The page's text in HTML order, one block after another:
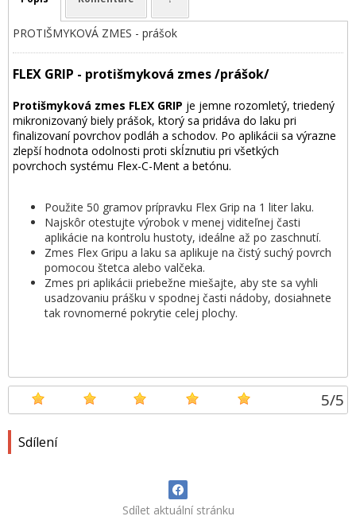
PROTIŠMYKOVÁ ZMES - prášok
FLEX GRIP - protišmyková zmes /prášok/
Protišmyková zmes FLEX GRIP je jemne rozomletý, triedený
mikronizovaný biely prášok, ktorý sa pridáva do laku pri
finalizovaní povrchov podláh a schodov. Po aplikácii sa výrazne
zlepší hodnota odolnosti proti skĺznutiu pri všetkých
povrchoch systému Flex-C-Ment a betónu.
Použite 50 gramov prípravku Flex Grip na 1 liter laku.
Najskôr otestujte výrobok v menej viditeľnej časti
aplikácie na kontrolu hustoty, ideálne až po zaschnutí.
Zmes Flex Gripu a laku sa aplikuje na čistý suchý povrch
pomocou štetca alebo valčeka.
Zmes pri aplikácii priebežne miešajte, aby ste sa vyhli
usadzovaniu prášku v spodnej časti nádoby, dosiahnete
tak rovnomerné pokrytie celej plochy.
5/5
Sdílení
Sdílet aktuální stránku